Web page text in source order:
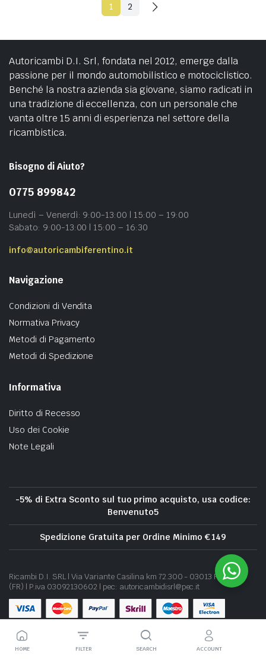
1 2
Autoricambi D.I. Srl, fondata nel 2012, emerge dalla
passione per il mondo automobilistico e motociclistico.
Benché la nostra azienda sia giovane, siamo radicati in
una tradizione di eccellenza, con un personale che
vanta oltre 15 anni di esperienza nel settore della
ricambistica.
Bisogno di Aiuto?
0775 899842
Lunedì – Venerdì: 9:00-13:00 | 15:00 – 19:00
Sabato: 9:00-13:00 | 15:00 – 16:30
info@autoricambiferentino.it
Navigazione
Condizioni di Vendita
Normativa Privacy
Metodi di Pagamento
Metodi di Spedizione
Informativa
Diritto di Recesso
Uso dei Cookie
Note Legali
-5% di Extra Sconto sul tuo primo acquisto, usa codice:
Benvenuto5
Spedizione Gratuita per Ordine Minimo € 149
Ricambi D.I. SRL | Via Variante Casilina km 72.300 - 03013 Ferentino
(FR) | P.iva 03092130602 | pec: autoricambidisrl@pec.it
HOME FILTER SEARCH ACCOUNT